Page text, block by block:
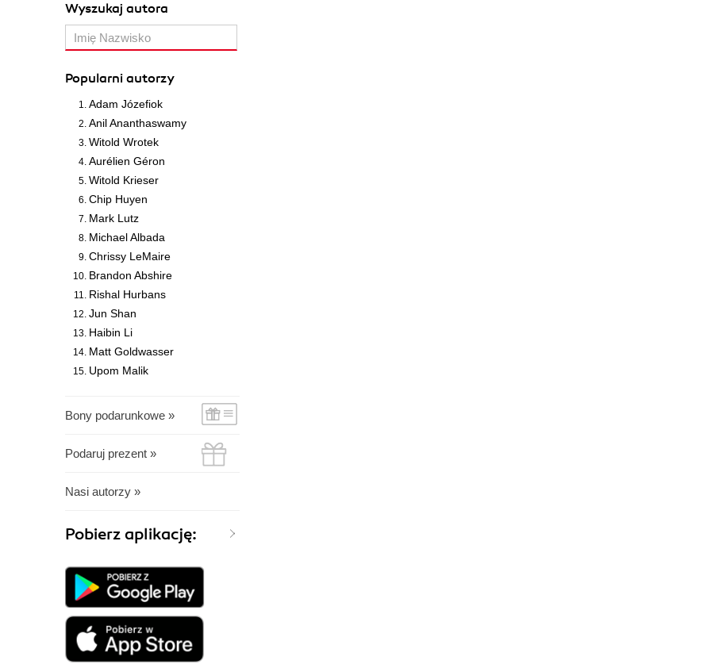
Wyszukaj autora
Popularni autorzy
Adam Józefiok
Anil Ananthaswamy
Witold Wrotek
Aurélien Géron
Witold Krieser
Chip Huyen
Mark Lutz
Michael Albada
Chrissy LeMaire
Brandon Abshire
Rishal Hurbans
Jun Shan
Haibin Li
Matt Goldwasser
Upom Malik
Bony podarunkowe »
Podaruj prezent »
Nasi autorzy »
Pobierz aplikację: